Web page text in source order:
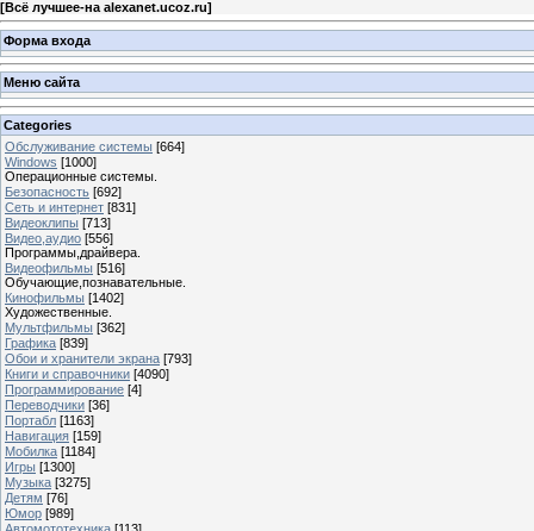
[Всё лучшее-на alexanet.ucoz.ru]
Форма входа
Меню сайта
Categories
Обслуживание системы [664]
Windows [1000]
Операционные системы.
Безопасность [692]
Сеть и интернет [831]
Видеоклипы [713]
Видео,аудио [556]
Программы,драйвера.
Видеофильмы [516]
Обучающие,познавательные.
Кинофильмы [1402]
Художественные.
Мультфильмы [362]
Графика [839]
Обои и хранители экрана [793]
Книги и справочники [4090]
Программирование [4]
Переводчики [36]
Портабл [1163]
Навигация [159]
Мобилка [1184]
Игры [1300]
Музыка [3275]
Детям [76]
Юмор [989]